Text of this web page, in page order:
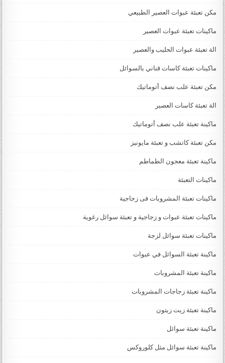
مكن تعبئة عبوات العصير الطبيعي
ماكينات تعبئة عبوات العصير
الة تعبئة عبوات الحليب والعصير
ماكينات تعبئة كاسات قناني بالسوائل
مكن تعبئة علب نصف أتوماتيك
الة تعبئة كاسات العصير
ماكينة تعبئة علب نصف أتوماتيك
مكن تعبئة كاتشب و تعبئة مايونيز
ماكينة تعبئة معجون الطماطم
ماكينات التعبئة
ماكينات تعبئة المشروبات فى زجاجية
ماكينات تعبئة عبوات و زجاجية و تعبئة سوائل رغوية
ماكينات تعبئة سوائل لزجة
‏‏‏ماكينة تعبئة السوائل في عبوات
ماكينة تعبئة المشروبات
ماكينة تعبئة زجاجات المشروبات
ماكينة تعبئة زيت زيتون
ماكينة تعبئة سوائل
ماكينة تعبئة سوائل مثل كلوروكس